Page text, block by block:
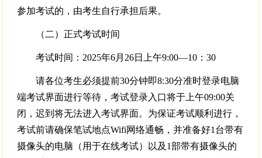
参加考试的，由考生自行承担后果。
（二）正式考试时间
考试时间：2025年6月26日上午9:00—10：30
请各位考生必须提前30分钟即8:30分准时登录电脑
端考试界面进行等待，考试登录入口将于上午09:00关
闭，迟到将无法进入考试界面。为保证考试顺利进行，
考试前请确保笔试地点Wifi网络通畅，并准备好1台带有
摄像头的电脑（用于在线考试）以及1部带有摄像头的